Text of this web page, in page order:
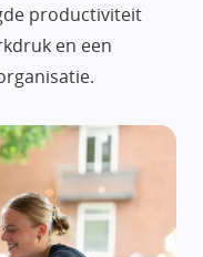
productiviteit
en een